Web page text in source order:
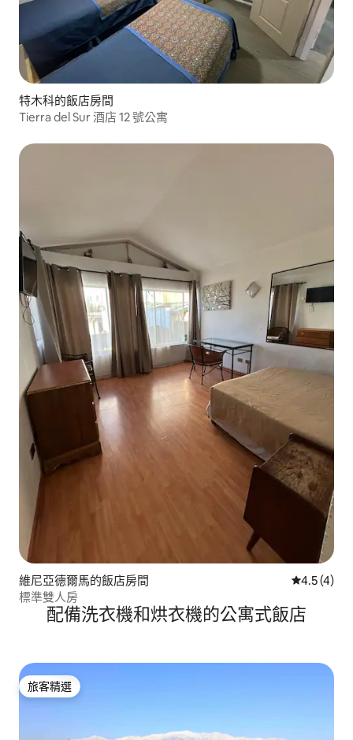
特木科的飯店房間
Tierra del Sur 酒店 12 號公寓
維尼亞德爾馬的飯店房間 從 4 則評
4.5 (4)
標準雙人房
配備洗衣機和烘衣機的公寓式飯店
旅客精選
旅客精選